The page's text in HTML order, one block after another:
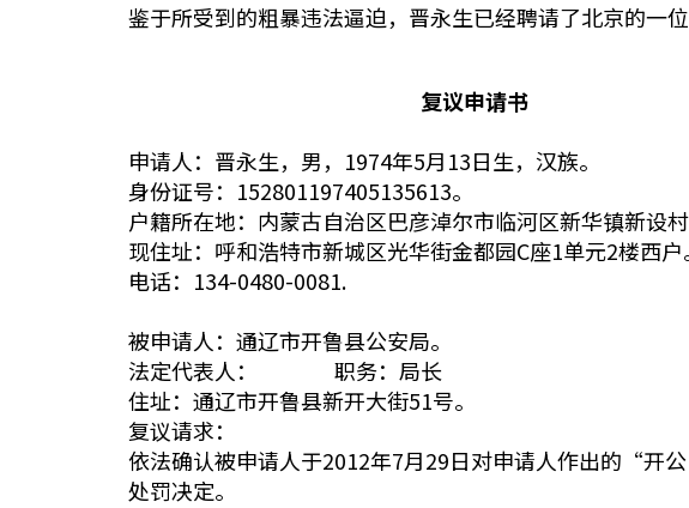
鉴于所受到的粗暴违法逼迫，晋永生已经聘请了北京的一
复议申请书
申请人：晋永生，男，1974年5月13日生，汉族。
身份证号：152801197405135613。
户籍所在地：内蒙古自治区巴彦淖尔市临河区新华镇新设村
现住址：呼和浩特市新城区光华街金都园C座1单元2楼西户
电话：134-0480-0081.
被申请人：通辽市开鲁县公安局。
法定代表人： 职务：局长
住址：通辽市开鲁县新开大街51号。
复议请求：
依法确认被申请人于2012年7月29日对申请人作出的“开
处罚决定。